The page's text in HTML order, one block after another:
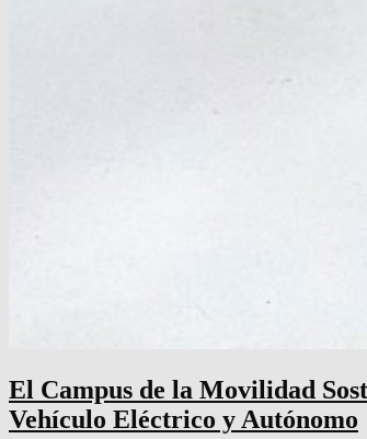
El Campus de la Movilidad
Vehículo Eléctrico y Autónomo